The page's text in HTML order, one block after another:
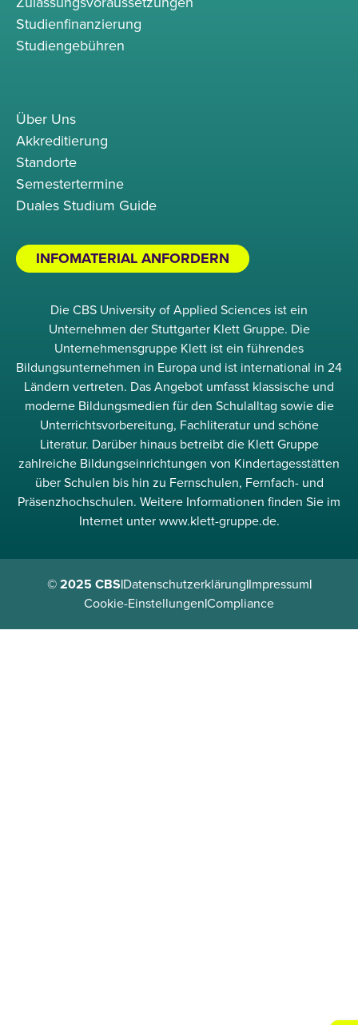
Studienfinanzierung
Studiengebühren
Über Uns
Akkreditierung
Standorte
Semestertermine
Duales Studium Guide
INFOMATERIAL ANFORDERN
Die CBS University of Applied Sciences ist ein
Unternehmen der Stuttgarter Klett Gruppe. Die
Unternehmensgruppe Klett ist ein führendes
Bildungsunternehmen in Europa und ist international in 24
Ländern vertreten. Das Angebot umfasst klassische und
moderne Bildungsmedien für den Schulalltag sowie die
Unterrichtsvorbereitung, Fachliteratur und schöne
Literatur. Darüber hinaus betreibt die Klett Gruppe
zahlreiche Bildungseinrichtungen von Kindertagesstätten
über Schulen bis hin zu Fernschulen, Fernfach- und
Präsenzhochschulen. Weitere Informationen finden Sie im
Internet unter www.klett-gruppe.de.
© 2025 CBS|Datenschutzerklärung|Impressum|
Cookie-Einstellungen|Compliance